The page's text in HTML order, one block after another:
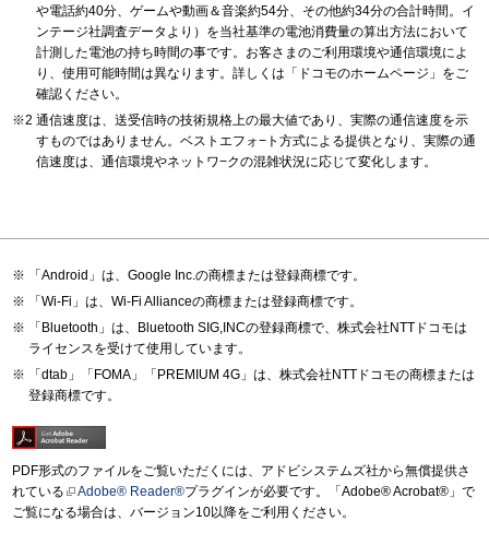
や電話約40分、ゲームや動画＆音楽約54分、その他約34分の合計時間。イ
ンテージ社調査データより）を当社基準の電池消費量の算出方法において
計測した電池の持ち時間の事です。お客さまのご利用環境や通信環境によ
り、使用可能時間は異なります。詳しくは「ドコモのホームページ」をご
確認ください。
通信速度は、送受信時の技術規格上の最大値であり、実際の通信速度を示
すものではありません。ベストエフォ−ト方式による提供となり、実際の通
信速度は、通信環境やネットワ−クの混雑状況に応じて変化します。
「Android」は、Google Inc.の商標または登録商標です。
「Wi-Fi」は、Wi-Fi Allianceの商標または登録商標です。
「Bluetooth」は、Bluetooth SIG,INCの登録商標で、株式会社NTTドコモは
ライセンスを受けて使用しています。
「dtab」「FOMA」「PREMIUM 4G」は、株式会社NTTドコモの商標または
登録商標です。
PDF形式のファイルをご覧いただくには、アドビシステムズ社から無償提供さ
れている
Adobe® Reader®プラグインが必要です。「Adobe® Acrobat®」で
ご覧になる場合は、バージョン10以降をご利用ください。